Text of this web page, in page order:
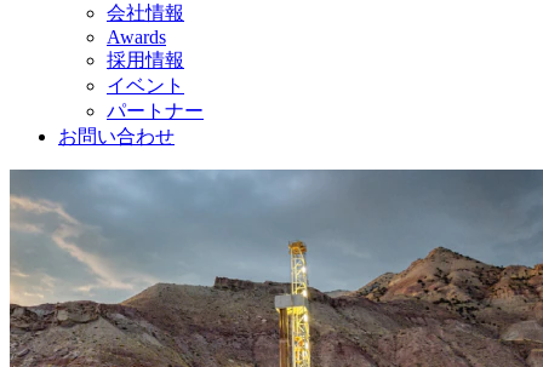
会社情報
Awards
採用情報
イベント
パートナー
お問い合わせ